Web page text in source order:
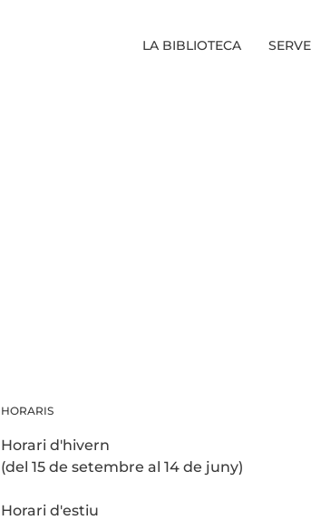
LA BIBLIOTECA
HORARIS
Horari d'hivern
(del 15 de setembre al 14 de juny)
Horari d'estiu